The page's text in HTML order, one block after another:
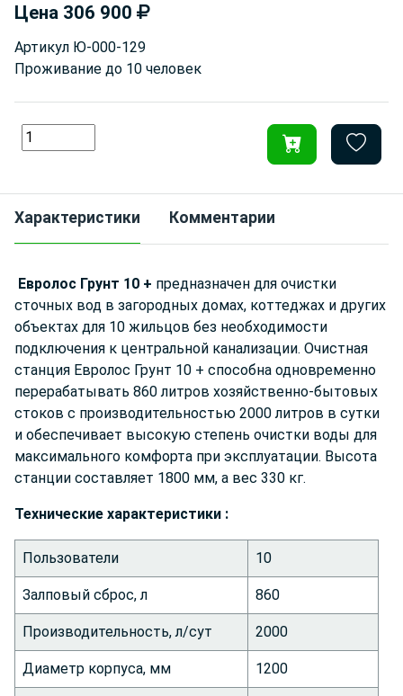
Цена 306 900
Артикул Ю-000-129
Проживание до 10 человек
Характеристики Комментарии
Евролос Грунт 10 + предназначен для очистки
сточных вод в загородных домах, коттеджах и других
объектах для 10 жильцов без необходимости
подключения к центральной канализации. Очистная
станция Евролос Грунт 10 + способна одновременно
перерабатывать 860 литров хозяйственно-бытовых
стоков с производительностью 2000 литров в сутки
и обеспечивает высокую степень очистки воды для
максимального комфорта при эксплуатации. Высота
станции составляет 1800 мм, а вес 330 кг.
Технические характеристики :
Пользователи 10
Залповый сброс, л 860
Производительность, л/сут 2000
Диаметр корпуса, мм 1200